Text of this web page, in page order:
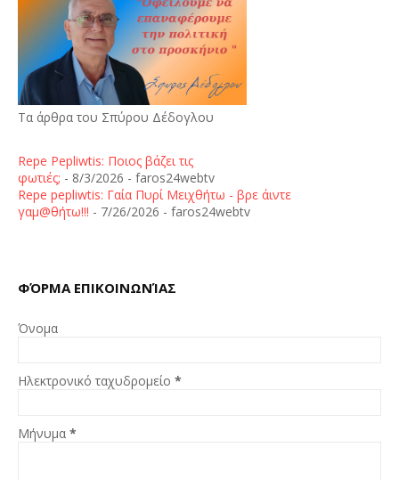
Τα άρθρα του Σπύρου Δέδογλου
Repe Pepliwtis: Ποιος βάζει τις
φωτιές; - 8/3/2026 - faros24webtv
Repe pepliwtis: Γαία Πυρί Μειχθήτω - βρε άιντε
γαμ@θήτω!!! - 7/26/2026 - faros24webtv
ΦΌΡΜΑ ΕΠΙΚΟΙΝΩΝΊΑΣ
Όνομα
Ηλεκτρονικό ταχυδρομείο *
Μήνυμα *